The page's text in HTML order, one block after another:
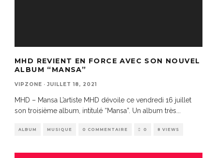
MHD REVIENT EN FORCE AVEC SON NOUVEL
ALBUM “MANSA”
VIPZONE · JUILLET 18, 2021
MHD – Mansa L’artiste MHD dévoile ce vendredi 16 juillet
son troisième album, intitulé “Mansa”. Un album très
ALBUM MUSIQUE 0 COMMENTAIRE 0 8 VIEWS